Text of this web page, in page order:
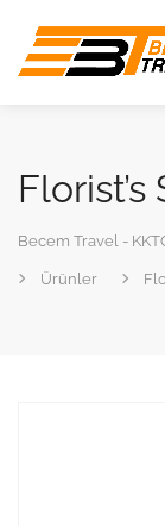
Florist’s
Becem Travel -
Ürünler